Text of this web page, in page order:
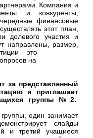
Компания и
и конкуренты,
финансовые
этот план,
долевого участия и
направлены, размер,
– это
на
за представленный
и приглашает
группы №2.
один занимает
слайды
и третий учащиеся